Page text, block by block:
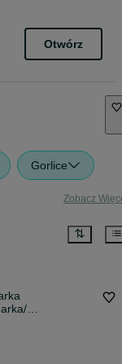
Otwórz
Gorlice
Zobacz